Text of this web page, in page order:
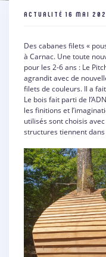
ACTUALITÉ 16 MAI
Des cabanes filets «
à Carnac. Une toute
pour les 2-6 ans : Le
agrandit avec de
filets de couleurs. Il a
Le bois fait parti de
les finitions et
utilisés sont choisis
structures tiennent